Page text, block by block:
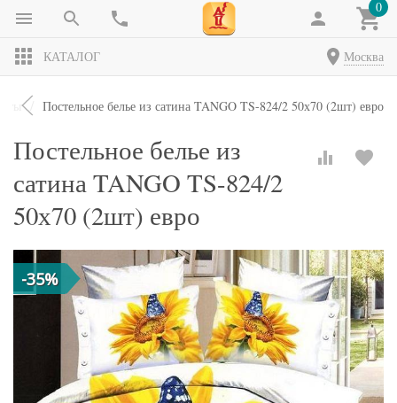
0
КАТАЛОГ Москва
Постельное белье из сатина TANGO TS-824/2 50х70 (2шт) евро
Постельное белье из
сатина TANGO TS-824/2
50х70 (2шт) евро
-35%